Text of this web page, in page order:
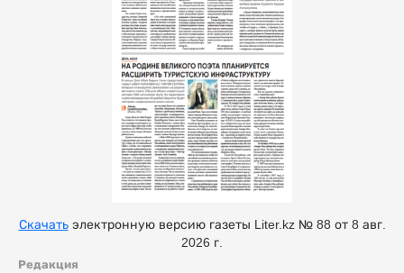
Редакция
Скачатьэлектронную версию газеты Liter.kz № 88 от 8 авг.
2026 г.